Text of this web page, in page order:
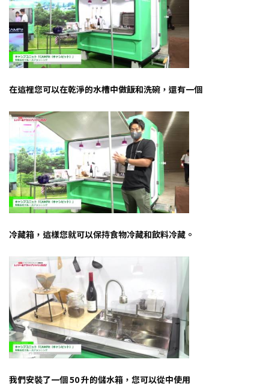
在這裡您可以在乾淨的水槽中做飯和洗碗，還有一個
冷藏箱，這樣您就可以保持食物冷藏和飲料冷藏。
我們安裝了一個 50 升的儲水箱，您可以從中使用